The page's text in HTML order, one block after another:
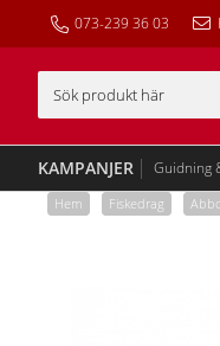
073-239 36 03
Guidning
KAMPANJER
Hem Fiskedrag